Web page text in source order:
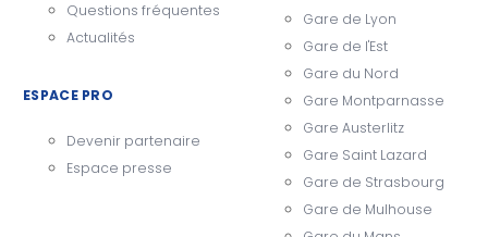
Questions fréquentes
Actualités
ESPACE PRO
Devenir partenaire
Espace presse
Gare de Lyon
Gare de l'Est
Gare du Nord
Gare Montparnasse
Gare Austerlitz
Gare Saint Lazard
Gare de Strasbourg
Gare de Mulhouse